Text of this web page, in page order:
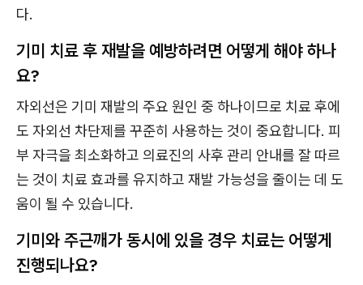
다.
기미 치료 후 재발을 예방하려면 어떻게 해야 하나
요?
자외선은 기미 재발의 주요 원인 중 하나이므로 치료 후에
도 자외선 차단제를 꾸준히 사용하는 것이 중요합니다. 피
부 자극을 최소화하고 의료진의 사후 관리 안내를 잘 따르
는 것이 치료 효과를 유지하고 재발 가능성을 줄이는 데 도
움이 될 수 있습니다.
기미와 주근깨가 동시에 있을 경우 치료는 어떻게
진행되나요?